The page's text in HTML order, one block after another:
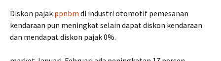
Diskon pajak ppnbm di industri otomotif pemesanan
kendaraan pun meningkat selain dapat diskon kendaraan
dan mendapat diskon pajak 0%.